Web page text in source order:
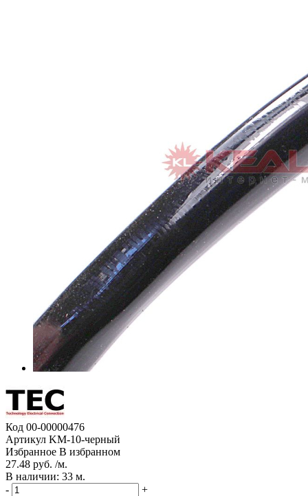
Код 00-00000476
Артикул KM-10-черный
Избранное В избранном
27.48 руб. /м.
В наличии: 33 м.
-
+